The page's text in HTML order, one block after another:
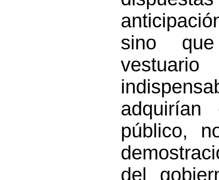
sino
público,
del